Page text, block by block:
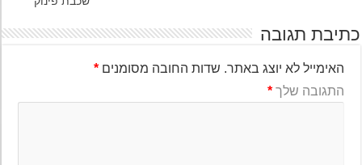
תגובה
האימייל לא יוצג באתר. שדות החובה מסומנים*
התגובה שלך*